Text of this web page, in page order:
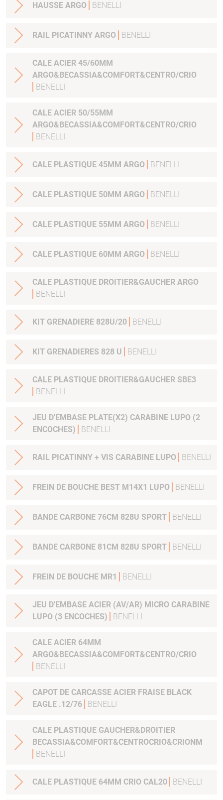
HAUSSE ARGO BENELLI
RAIL PICATINNY ARGO BENELLI
CALE ACIER 45/60MM
ARGO&BECASSIA&COMFORT&CENTRO/CRIO
BENELLI
CALE ACIER 50/55MM
ARGO&BECASSIA&COMFORT&CENTRO/CRIO
BENELLI
CALE PLASTIQUE 45MM ARGO BENELLI
CALE PLASTIQUE 50MM ARGO BENELLI
CALE PLASTIQUE 55MM ARGO BENELLI
CALE PLASTIQUE 60MM ARGO BENELLI
CALE PLASTIQUE DROITIER&GAUCHER ARGO
BENELLI
KIT GRENADIERE 828U/20 BENELLI
KIT GRENADIERES 828 U BENELLI
CALE PLASTIQUE DROITIER&GAUCHER SBE3
BENELLI
JEU D'EMBASE PLATE(X2) CARABINE LUPO (2
ENCOCHES)
BENELLI
RAIL PICATINNY + VIS CARABINE LUPO BENELLI
FREIN DE BOUCHE BEST M14X1 LUPO BENELLI
BANDE CARBONE 76CM 828U SPORT BENELLI
BANDE CARBONE 81CM 828U SPORT BENELLI
FREIN DE BOUCHE MR1 BENELLI
JEU D'EMBASE ACIER (AV/AR) MICRO CARABINE
LUPO (3 ENCOCHES)
BENELLI
CALE ACIER 64MM
ARGO&BECASSIA&COMFORT&CENTRO/CRIO
BENELLI
CAPOT DE CARCASSE ACIER FRAISE BLACK
EAGLE .12/76
BENELLI
CALE PLASTIQUE GAUCHER&DROITIER
BECASSIA&COMFORT&CENTROCRIO&CRIONM
BENELLI
CALE PLASTIQUE 64MM CRIO CAL20 BENELLI